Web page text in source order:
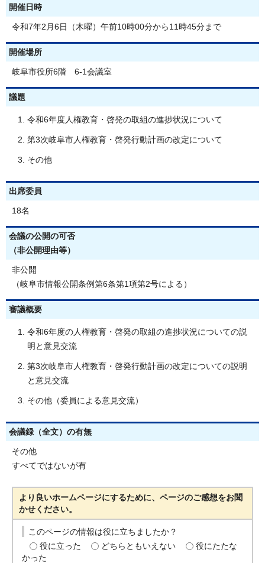
開催日時
令和7年2月6日（木曜）午前10時00分から11時45分まで
開催場所
岐阜市役所6階 6-1会議室
議題
令和6年度人権教育・啓発の取組の進捗状況について
第3次岐阜市人権教育・啓発行動計画の改定について
その他
出席委員
18名
会議の公開の可否
（非公開理由等）
非公開
（岐阜市情報公開条例第6条第1項第2号による）
審議概要
令和6年度の人権教育・啓発の取組の進捗状況についての説
明と意見交流
第3次岐阜市人権教育・啓発行動計画の改定についての説明
と意見交流
その他（委員による意見交流）
会議録（全文）の有無
その他
すべてではないが有
より良いホームページにするために、ページのご感想をお聞
かせください。
このページの情報は役に立ちましたか？
役に立った
どちらともいえない
役にたたな
かった